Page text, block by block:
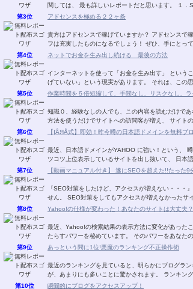
関しては、 最も詳しいレポートだと思います。 １．
第3位
アドセンスを極める２２ヶ条
貴方はアドセンスで稼げていますか？ アドセンスで
フは充実したものになるでしょう！ ぜひ、手にとっ
第4位
ネットでお金を生み出し続ける 最後の方法
インターネットを使って「お金を生み出す」 という
げていない」という現実があります。 それは、この
第5位
作業時間を５倍短縮して、手間なし、リスクなし、
知識０、経験なしの人でも、この内容を読むだけで
方法を使うだけでサイトへの訪問客が増え、 サイト
第6位
【∫ÅЯÅ式】即効！昨今噂の日本語ドメインを無料ブ
最近、日本語ドメインがYAHOO に強い！という、
ツコツ上位表示しているサイトを出し抜いて、 日本
第7位
【動画マニュアル付き】 遂にSEOを超えた!!たった9
『SEO対策をしたけど、アクセスが増えない・・・
せん。 SEO対策をしてもアクセスが増えなかったサ
第8位
Yahoo!の仕様が変わった！あなたのサイトは大丈夫？
最近、Yahoo!の検索結果の表示方法に変化があった
たらすパワーを秘めています。 そのパワーをあなた
第9位
あっという間に1位!悪魔のランキング不正操作術
最近のランキングを見ていると、明らかにブログラ
が、あまりにも多いことに驚かされます。 ランキン
第10位
瞬間的にブログをアクセスアップ！